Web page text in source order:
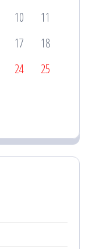
10
11
17
18
24
25